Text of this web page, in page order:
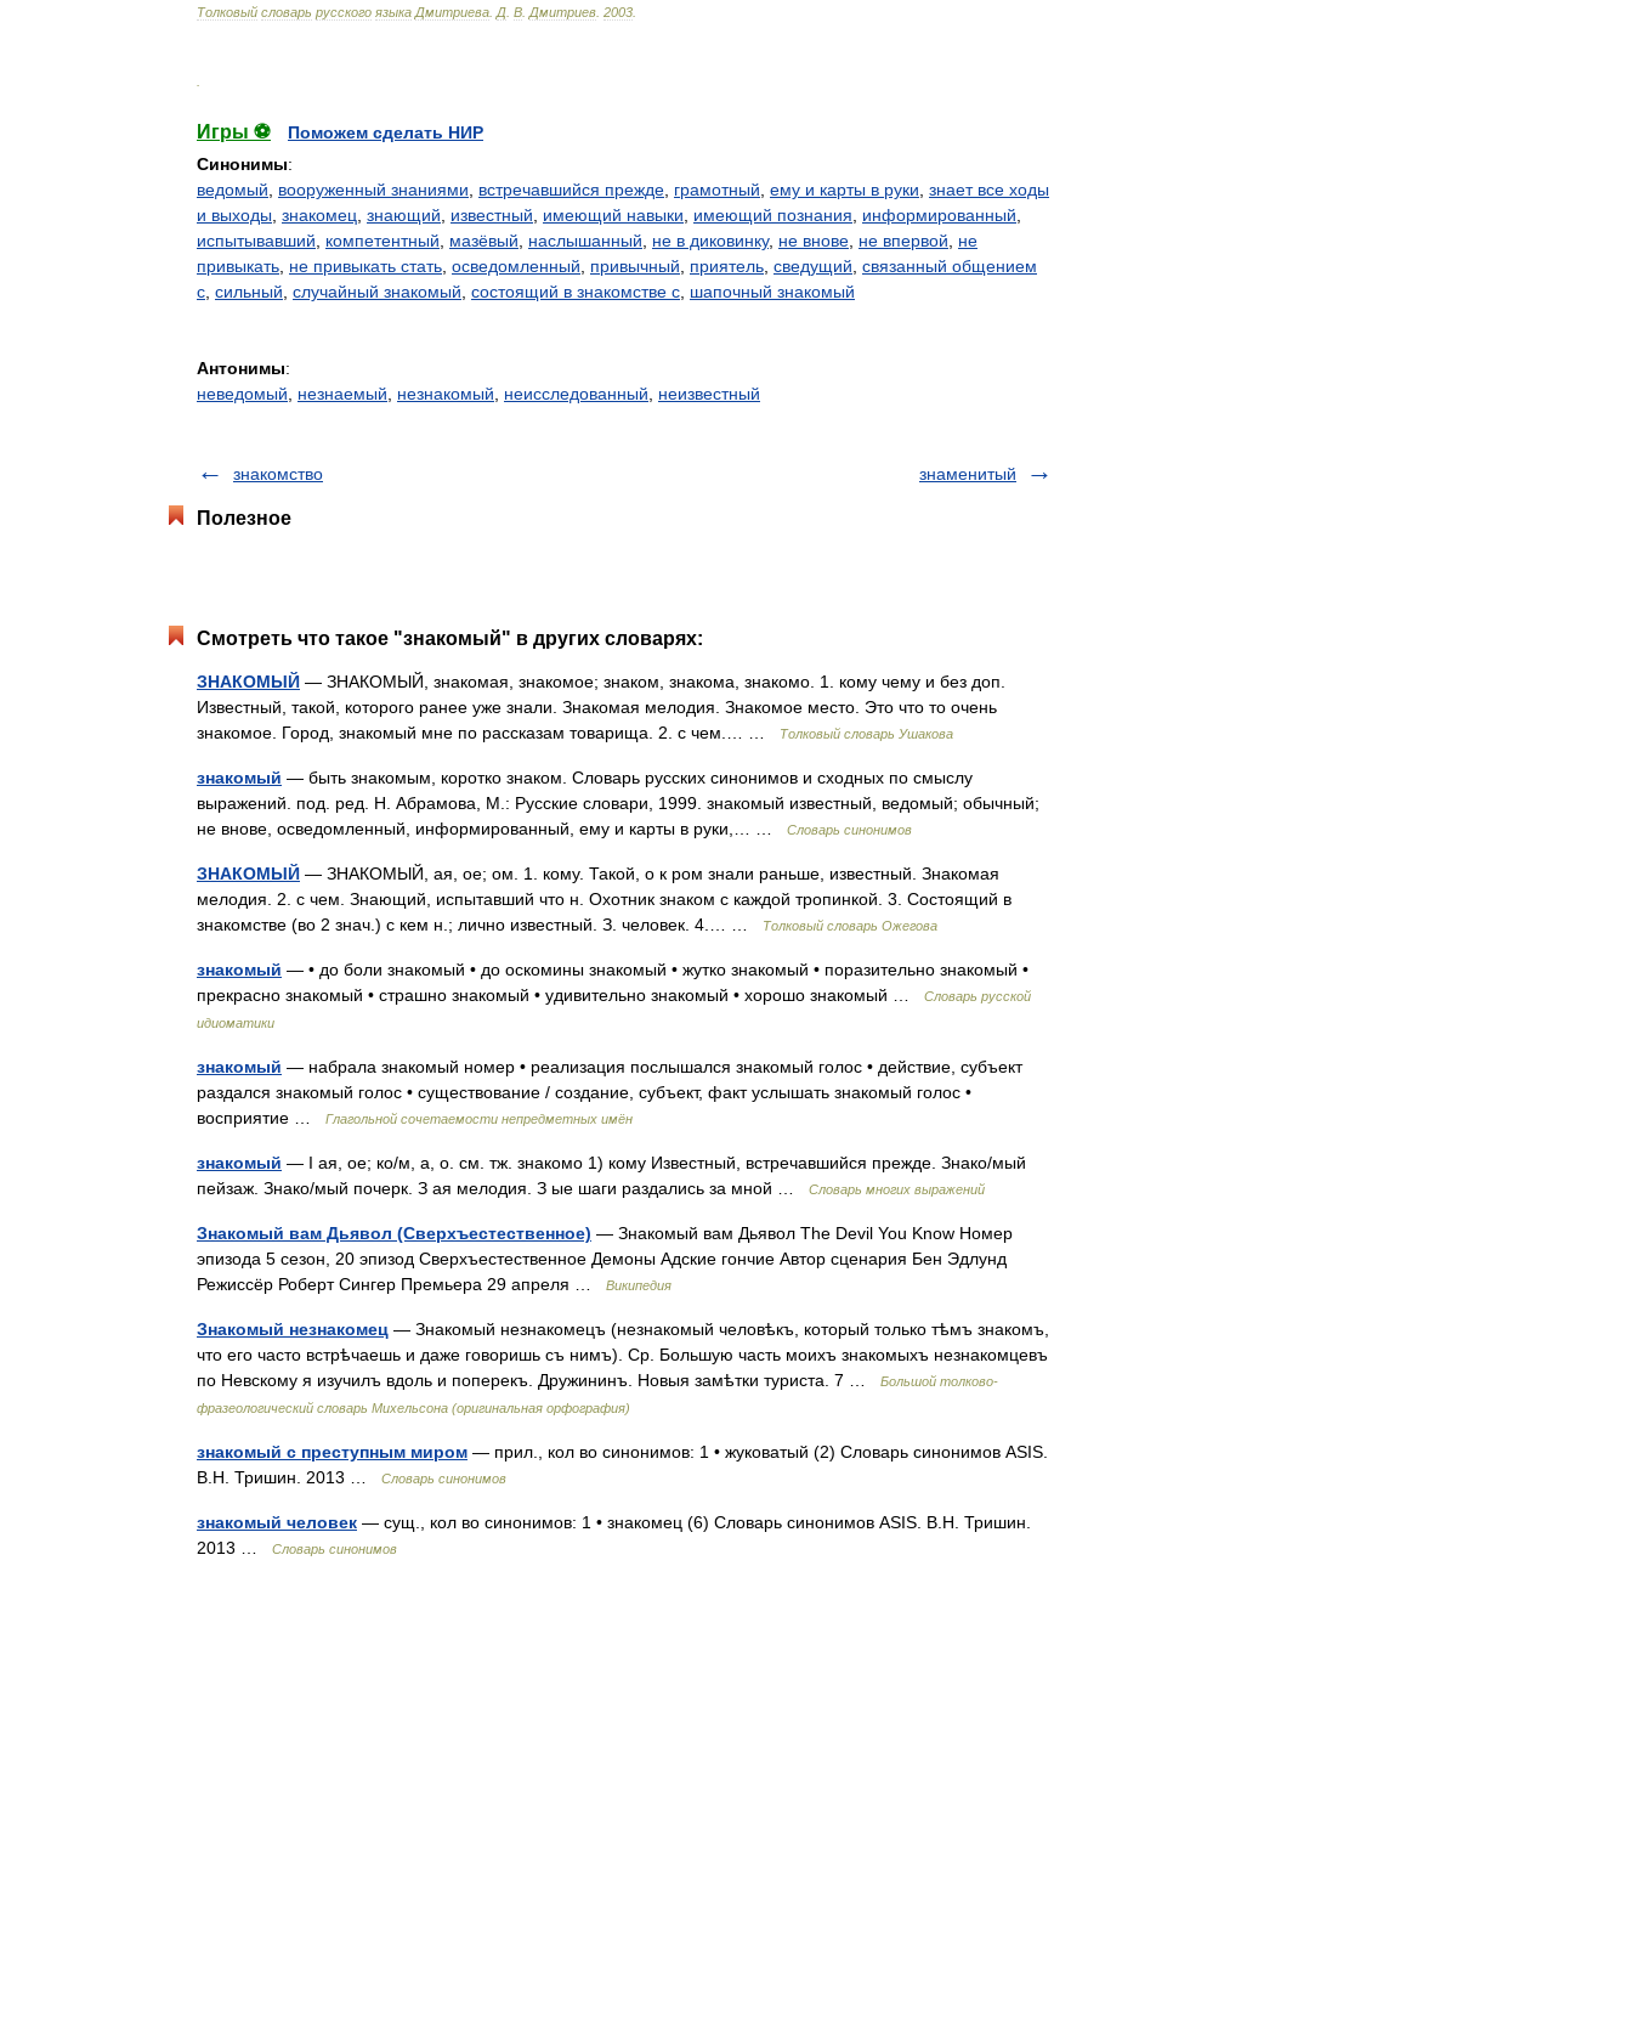
Толковый словарь русского языка Дмитриева Д В Дмитриев 2003
Игры ⚽
Поможем сделать НИР
Синонимы:
ведомый
вооруженный знаниями встречавшийся прежде грамотный ему и карты в руки знает все ходы
и выходы знакомец знающий известный имеющий навыки имеющий познания информированный
испытывавший
компетентный мазёвый наслышанный не в диковинку, не внове не впервой
не
привыкать не привыкать стать осведомленный привычный приятель сведущий связанный общением
с сильный случайный знакомый состоящий в знакомстве с шапочный знакомый
Антонимы:
неведомый
незнаемый незнакомый неисследованный неизвестный
знакомство знаменитый
Полезное
Смотреть что такое "знакомый" в других словарях:
ЗНАКОМЫЙ — ЗНАКОМЫЙ, знакомая, знакомое; знаком, знакома, знакомо. 1. кому чему и без доп.
Известный, такой, которого ранее уже знали. Знакомая мелодия. Знакомое место. Это что то очень
знакомое. Город, знакомый мне по рассказам товарища. 2. с чем.… …
Толковый словарь Ушакова
знакомый — быть знакомым, коротко знаком. Словарь русских синонимов и сходных по смыслу
выражений. под. ред. Н. Абрамова, М.: Русские словари, 1999. знакомый известный, ведомый; обычный;
не внове, осведомленный, информированный, ему и карты в руки,… …
Словарь синонимов
ЗНАКОМЫЙ — ЗНАКОМЫЙ, ая, ое; ом. 1. кому. Такой, о к ром знали раньше, известный. Знакомая
мелодия. 2. с чем. Знающий, испытавший что н. Охотник знаком с каждой тропинкой. 3. Состоящий в
знакомстве (во 2 знач.) с кем н.; лично известный. З. человек. 4.… …
Толковый словарь Ожегова
знакомый — • до боли знакомый • до оскомины знакомый • жутко знакомый • поразительно знакомый •
прекрасно знакомый • страшно знакомый • удивительно знакомый • хорошо знакомый …
Словарь русской
идиоматики
знакомый — набрала знакомый номер • реализация послышался знакомый голос • действие, субъект
раздался знакомый голос • существование / создание, субъект, факт услышать знакомый голос •
восприятие …
Глагольной сочетаемости непредметных имён
знакомый — I ая, ое; ко/м, а, о. см. тж. знакомо 1) кому Известный, встречавшийся прежде. Знако/мый
пейзаж. Знако/мый почерк. З ая мелодия. З ые шаги раздались за мной …
Словарь многих выражений
Знакомый вам Дьявол (Сверхъестественное) — Знакомый вам Дьявол The Devil You Know Номер
эпизода 5 сезон, 20 эпизод Сверхъестественное Демоны Адские гончие Автор сценария Бен Эдлунд
Режиссёр Роберт Сингер Премьера 29 апреля …
Википедия
Знакомый незнакомец — Знакомый незнакомецъ (незнакомый человѣкъ, который только тѣмъ знакомъ,
что его часто встрѣчаешь и даже говоришь съ нимъ). Ср. Большую часть моихъ знакомыхъ незнакомцевъ
по Невскому я изучилъ вдоль и поперекъ. Дружининъ. Новыя замѣтки туриста. 7 …
Большой толково-
фразеологический словарь Михельсона (оригинальная орфография)
знакомый с преступным миром — прил., кол во синонимов: 1 • жуковатый (2) Словарь синонимов ASIS.
В.Н. Тришин. 2013 …
Словарь синонимов
знакомый человек — сущ., кол во синонимов: 1 • знакомец (6) Словарь синонимов ASIS. В.Н. Тришин.
2013 …
Словарь синонимов